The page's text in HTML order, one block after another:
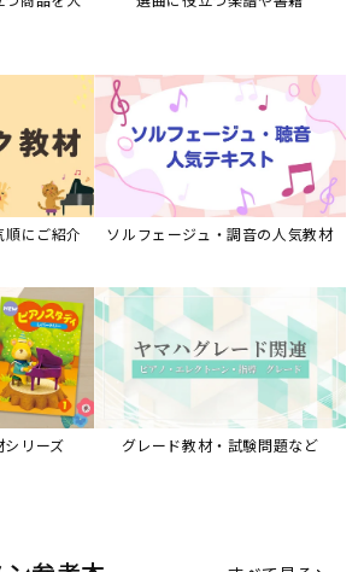
順にご紹介 ソルフェージュ・調音の人気教材
シリーズ グレード教材・試験問題など